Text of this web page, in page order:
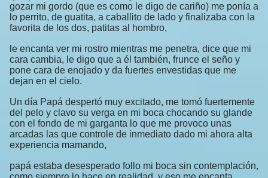
gozar mi gordo (que es como le digo de cariño) me ponía a
lo perrito, de guatita, a caballito de lado y finalizaba con la
favorita de los dos, patitas al hombro,
le encanta ver mi rostro mientras me penetra, dice que mi
cara cambia, le digo que a él también, frunce el seño y
pone cara de enojado y da fuertes envestidas que me
dejan en el cielo.
Un día Papá despertó muy excitado, me tomó fuertemente
del pelo y clavo su verga en mi boca chocando su glande
con el fondo de mi garganta lo que me provoco unas
arcadas las que controle de inmediato dado mi ahora alta
experiencia mamando,
papá estaba desesperado follo mi boca sin contemplación,